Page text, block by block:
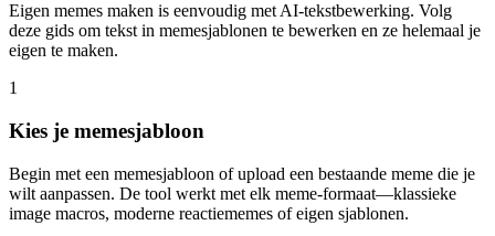
Eigen memes maken is eenvoudig met AI-tekstbewerking. Volg
deze gids om tekst in memesjablonen te bewerken en ze helemaal je
eigen te maken.
1
Kies je memesjabloon
Begin met een memesjabloon of upload een bestaande meme die je
wilt aanpassen. De tool werkt met elk meme-formaat—klassieke
image macros, moderne reactiememes of eigen sjablonen.